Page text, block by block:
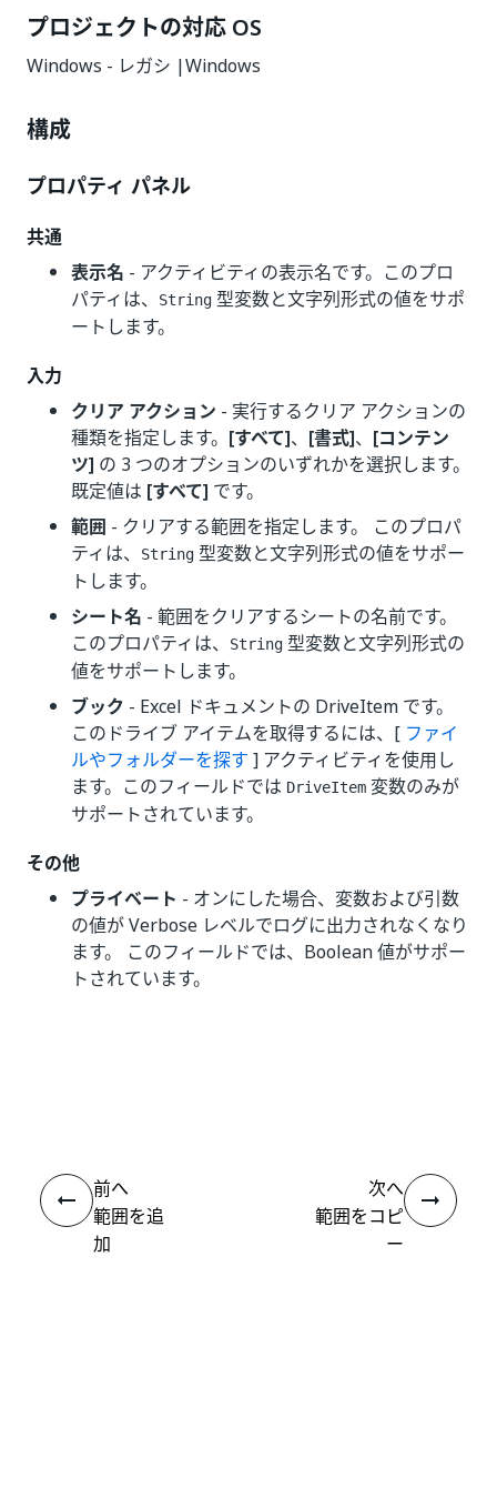
プロジェクトの対応 OS
Windows - レガシ |Windows
構成
プロパティ パネル
共通
表示名 - アクティビティの表示名です。このプロ
パティは、
String 型変数と文字列形式の値をサポ
ートします。
入力
クリア アクション - 実行するクリア アクションの
種類を指定します。 [すべて]、 [書式]、 [コンテン
ツ] の 3 つのオプションのいずれかを選択します。
既定値は [すべて] です。
範囲 - クリアする範囲を指定します。 このプロパ
ティは、
String 型変数と文字列形式の値をサポー
トします。
シート名 - 範囲をクリアするシートの名前です。
このプロパティは、
String 型変数と文字列形式の
値をサポートします。
ブック - Excel ドキュメントの DriveItem です。
このドライブ アイテムを取得するには、[ ファイ
ルやフォルダーを探す ] アクティビティを使用し
ます。このフィールドでは DriveItem 変数のみが
サポートされています。
その他
プライベート - オンにした場合、変数および引数
の値が Verbose レベルでログに出力されなくなり
ます。 このフィールドでは、Boolean 値がサポー
トされています。
前へ
範囲を追
加
次へ
範囲をコピ
ー